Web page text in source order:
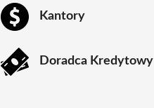
Kantory
Doradca Kredytowy